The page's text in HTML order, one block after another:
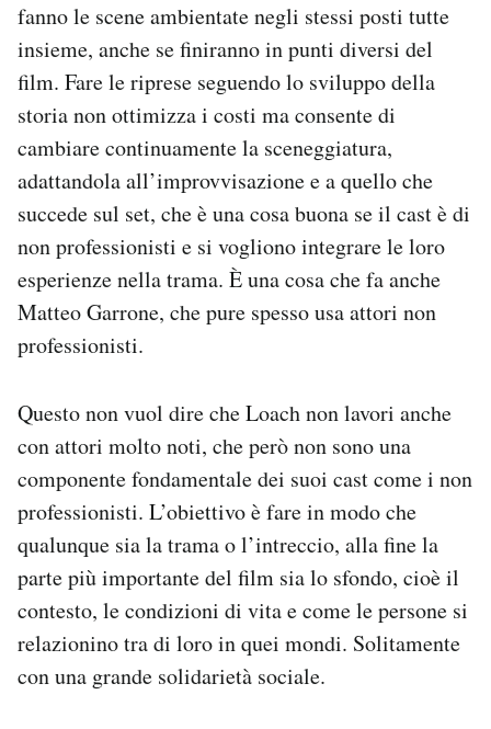
fanno le scene ambientate negli stessi posti tutte
insieme, anche se finiranno in punti diversi del
film. Fare le riprese seguendo lo sviluppo della
storia non ottimizza i costi ma consente di
cambiare continuamente la sceneggiatura,
adattandola all’improvvisazione e a quello che
succede sul set, che è una cosa buona se il cast è di
non professionisti e si vogliono integrare le loro
esperienze nella trama. È una cosa che fa anche
Matteo Garrone, che pure spesso usa attori non
professionisti.
Questo non vuol dire che Loach non lavori anche
con attori molto noti, che però non sono una
componente fondamentale dei suoi cast come i non
professionisti. L’obiettivo è fare in modo che
qualunque sia la trama o l’intreccio, alla fine la
parte più importante del film sia lo sfondo, cioè il
contesto, le condizioni di vita e come le persone si
relazionino tra di loro in quei mondi. Solitamente
con una grande solidarietà sociale.